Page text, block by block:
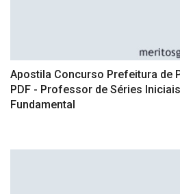
Apostila Concurso Prefeitura de
PDF - Professor de Séries
Fundamental